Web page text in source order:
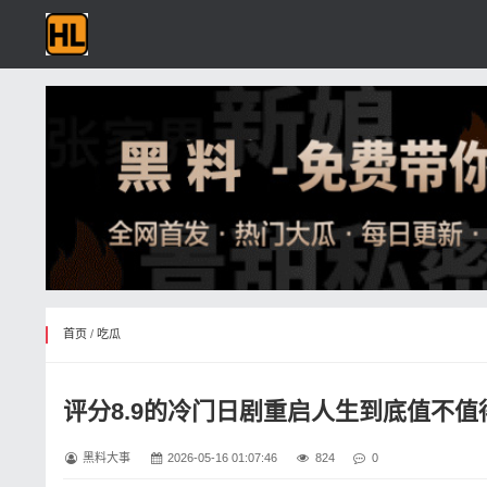
首页 / 吃瓜
评分8.9的冷门日剧重启人生到底值不值
黑料大事 2026-05-16 01:07:46 824 0